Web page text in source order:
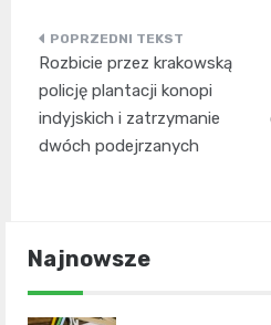
Nawigacja
wpisu
Rozbicie przez krakowską
policję plantacji konopi
indyjskich i zatrzymanie
dwóch podejrzanych
Najnowsze